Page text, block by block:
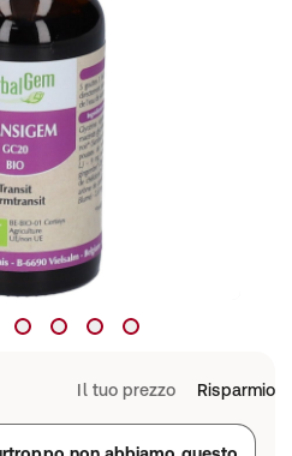
Il tuo prezzo Risparmio